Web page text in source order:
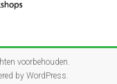
voorbehouden.
byWordPress.